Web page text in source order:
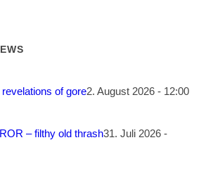
of gore2. August 2026 - 12:00
– filthy old thrash31. Juli 2026 -